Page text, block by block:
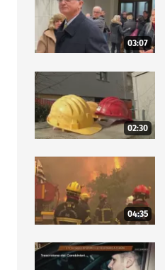
03:07
02:30
04:35